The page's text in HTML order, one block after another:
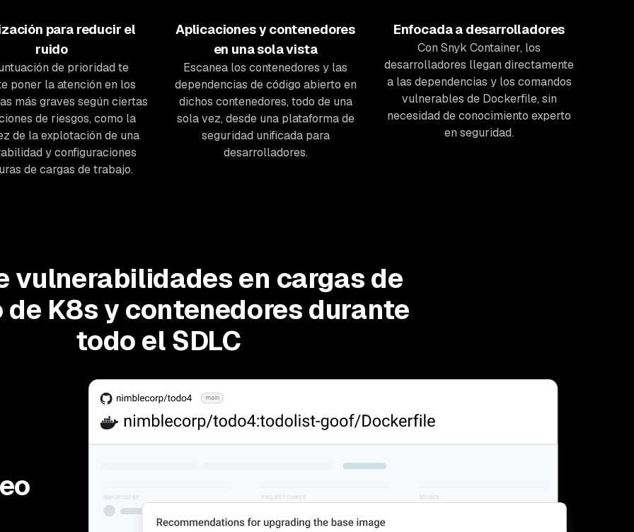
para reducir el
ruido
de prioridad te
poner la atención en los
más graves según ciertas
de riesgos, como la
de la explotación de una
y configuraciones
de cargas de trabajo.
Aplicaciones y contenedores
en una sola vista
Escanea los contenedores y las
dependencias de código abierto en
dichos contenedores, todo de una
sola vez, desde una plataforma de
seguridad unificada para
desarrolladores.
Enfocada a desarrolladores
Con Snyk Container, los
desarrolladores llegan directamente
a las dependencias y los comandos
vulnerables de Dockerfile, sin
necesidad de conocimiento experto
en seguridad.
vulnerabilidades en cargas de
K8s y contenedores durante
todo el SDLC